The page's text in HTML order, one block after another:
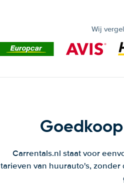
Wij
Carrentals.nl staat voor
tarieven van huurauto's,